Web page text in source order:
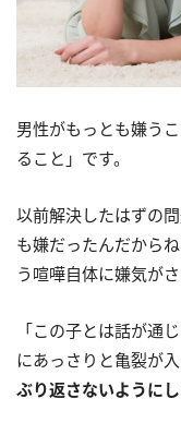
男性がもっとも嫌う
ること」です。
以前解決したはずの
も嫌だったんだから
う喧嘩自体に嫌気が
「この子とは話が通
にあっさりと亀裂が入
ぶり返さないように